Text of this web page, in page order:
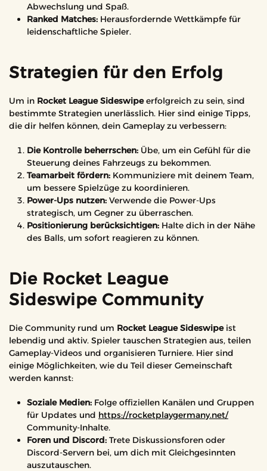
Abwechslung und Spaß.
Ranked Matches: Herausfordernde Wettkämpfe für
leidenschaftliche Spieler.
Strategien für den Erfolg
Um in Rocket League Sideswipeerfolgreich zu sein, sind
bestimmte Strategien unerlässlich. Hier sind einige Tipps,
die dir helfen können, dein Gameplay zu verbessern:
Die Kontrolle beherrschen: Übe, um ein Gefühl für die
Steuerung deines Fahrzeugs zu bekommen.
Teamarbeit fördern: Kommuniziere mit deinem Team,
um bessere Spielzüge zu koordinieren.
Power-Ups nutzen: Verwende die Power-Ups
strategisch, um Gegner zu überraschen.
Positionierung berücksichtigen: Halte dich in der Nähe
des Balls, um sofort reagieren zu können.
Die Rocket League
Sideswipe Community
Die Community rund um Rocket League Sideswipeist
lebendig und aktiv. Spieler tauschen Strategien aus, teilen
Gameplay-Videos und organisieren Turniere. Hier sind
einige Möglichkeiten, wie du Teil dieser Gemeinschaft
werden kannst:
Soziale Medien: Folge offiziellen Kanälen und Gruppen
für Updates und https://rocketplaygermany.net/
Community-Inhalte.
Foren und Discord: Trete Diskussionsforen oder
Discord-Servern bei, um dich mit Gleichgesinnten
auszutauschen.